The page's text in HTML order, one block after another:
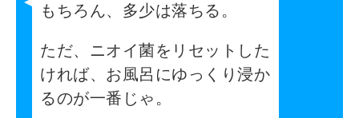
もちろん、多少は落ちる。
ただ、ニオイ菌をリセットした
ければ、お風呂にゆっくり浸か
るのが一番じゃ。